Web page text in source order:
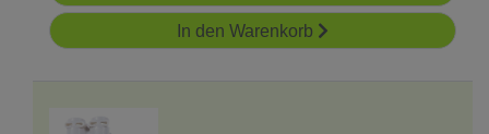
In den Warenkorb